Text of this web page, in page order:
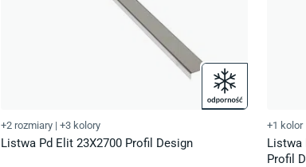
+2 rozmiary | +3 kolory
Listwa Pd Elit 23X2700 Profil Design
+1 kolor
Listwa
Profil